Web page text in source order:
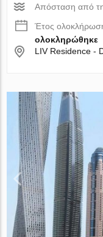
Απόσταση από
Έτος
ολοκληρώθηκε
LIV Residence -